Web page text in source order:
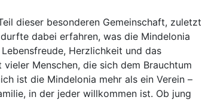
dieser besonderen Gemeinschaft, zuletzt
dabei erfahren, was die Mindelonia
Herzlichkeit und das
vieler Menschen, die sich dem Brauchtum
ist die Mindelonia mehr als ein Verein –
in der jeder willkommen ist. Ob jung